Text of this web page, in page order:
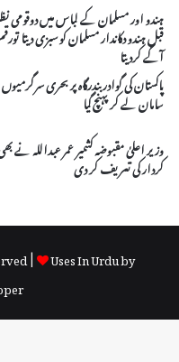
ہندو اور مسلمان کے لباس میں دوقومی
قبل ہندو دکاندار مسلمان کو سبزی دیتا
آگے کردیتا
پاکستان کی گوادر بندرگاہ پر بحری
سامان لے کر پہنچ گیا
وزیر اعلیٰ مقبوضہ کشمیر عمر عبداللہ
کردار کی تعریف کر دی
|
Uses In Urdu by